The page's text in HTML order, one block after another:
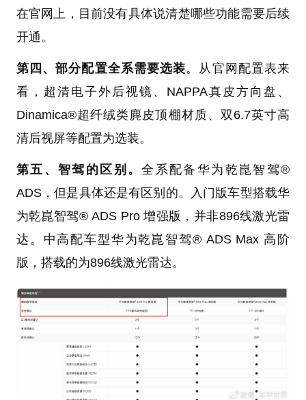
在官网上，目前没有具体说清楚哪些功能需要后续
开通。
第四、部分配置全系需要选装。从官网配置表来
看，超清电子外后视镜、NAPPA真皮方向盘、
Dinamica®超纤绒类麂皮顶棚材质、双6.7英寸高
清后视屏等配置为选装。
第五、智驾的区别。全系配备华为乾崑智驾®
ADS，但是具体还是有区别的。入门版车型搭载华
为乾崑智驾® ADS Pro 增强版，并非896线激光雷
达。中高配车型华为乾崑智驾® ADS Max 高阶
版，搭载的为896线激光雷达。